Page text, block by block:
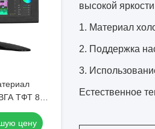
ТФТ 8
цену
высокой
1. Материал
2. Поддержка
3.
Естественное